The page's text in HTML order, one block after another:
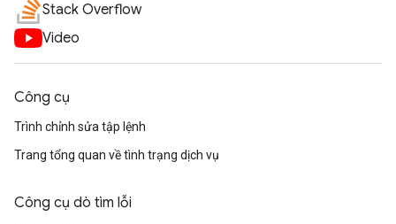
Stack Overflow
Video
Công cụ
Trình chỉnh sửa tập lệnh
Trang tổng quan về tình trạng dịch vụ
Công cụ dò tìm lỗi